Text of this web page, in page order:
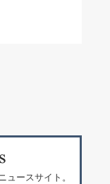
ュースサイト。